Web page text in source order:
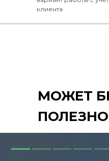
клиента
МОЖЕТ
ПОЛЕЗНО